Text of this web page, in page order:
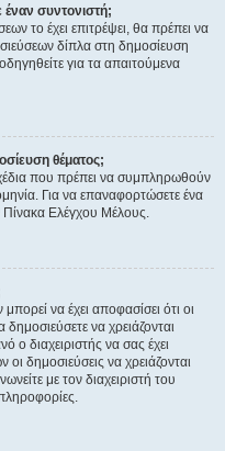
συντονιστή;
το έχει επιτρέψει, θα πρέπει να
δίπλα στη δημοσίευση
για τα απαιτούμενα
θέματος;
που πρέπει να συμπληρωθούν
Για να επαναφορτώσετε ένα
Πίνακα Ελέγχου Μέλους.
να έχει αποφασίσει ότι οι
να χρειάζονται
ο διαχειριστής να σας έχει
δημοσιεύσεις να χρειάζονται
με τον διαχειριστή του